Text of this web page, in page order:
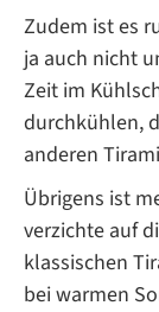
Zudem ist es
ja auch nicht
Zeit im
durchkühlen,
anderen
Übrigens ist
verzichte auf
klassischen
bei warmen